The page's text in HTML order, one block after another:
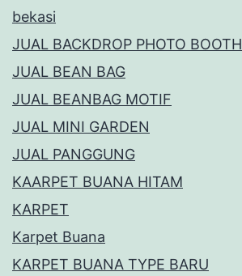
bekasi
JUAL BACKDROP PHOTO BOOTH
JUAL BEAN BAG
JUAL BEANBAG MOTIF
JUAL MINI GARDEN
JUAL PANGGUNG
KAARPET BUANA HITAM
KARPET
Karpet Buana
KARPET BUANA TYPE BARU